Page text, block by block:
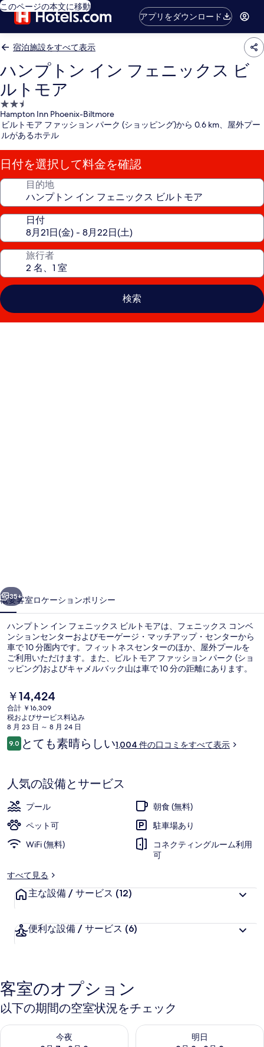
このページの本文に移動
アプリをダウンロード
宿泊施設をすべて表示
ハンプトン イン フェニックス ビ
ルトモア
2.5
つ
星
泊
施
設
Hampton Inn Phoenix-Biltmore
ビルトモア ファッション パーク (ショッピング)から 0.6 km、屋外プー
ルがあるホテル
日付を選択して料金を確認
目的地
日付
旅行者
検索
フ
ェ
ニ
ッ
ク
ス
ビ
ル
ト
ア
の
写
真
ャ
35+
概要客室ロケーションポリシー
ハンプトン イン フェニックス ビルトモアは、フェニックス コンベ
ンションセンターおよびモーゲージ・マッチアップ・センターから
車で 10 分圏内です。フィットネスセンターのほか、屋外プールを
ご利用いただけます。また、ビルトモア ファッション パーク (ショ
ッピング)およびキャメルバック山は車で 10 分の距離にあります。
現
在
の
料
金
は
す
￥14,424
合計 ￥16,309
税およびサービス料込み
8 月 23 日 ～ 8 月 24 日
口
コ
9.010段階中9.0
とても素晴らしい1,004 件の口コミをすべて表示
人気の設備とサービス
プール
朝食 (無料)
ペット可
駐車場あり
WiFi (無料)
コネクティングルーム利用
可
すべて見る
主な設備 / サービス (12)
便利な設備 / サービス (6)
客室のオプション
以下の期間の空室状況をチェック
今夜
今夜 8月 7 - 8月 8 の空室状況をチェック
明日
明日 8月 8 - 8月 9 の空室状況